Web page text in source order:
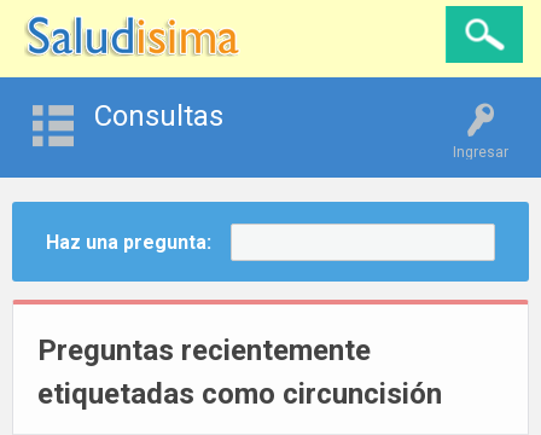
Ingresar
Consultas
Haz una pregunta:
Preguntas recientemente
etiquetadas como circuncisión